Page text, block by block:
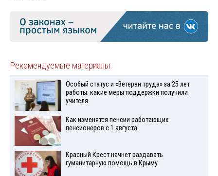
Рекомендуемые материалы
Особый статус и «Ветеран труда» за 25 лет
работы: какие меры поддержки получили
учителя
Как изменятся пенсии работающих
пенсионеров с 1 августа
Красный Крест начнет раздавать
гуманитарную помощь в Крыму